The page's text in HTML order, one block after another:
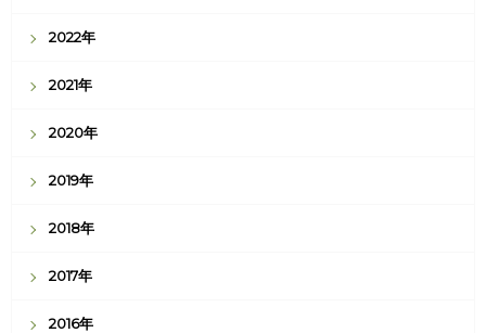
2022年
2021年
2020年
2019年
2018年
2017年
2016年